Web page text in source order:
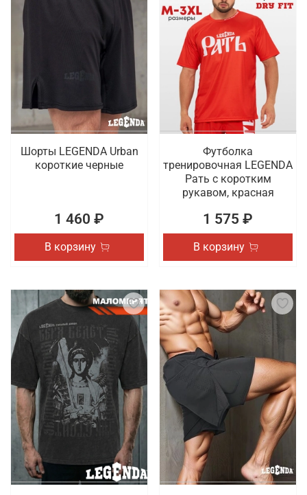
Шорты LEGENDA Urban
короткие черные
1 460 ₽
В корзину
Футболка
тренировочная LEGENDA
Рать с коротким
рукавом, красная
1 575 ₽
В корзину